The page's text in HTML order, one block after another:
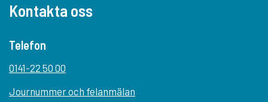
Kontakta oss
Telefon
0141-22 50 00
Journummer och felanmälan